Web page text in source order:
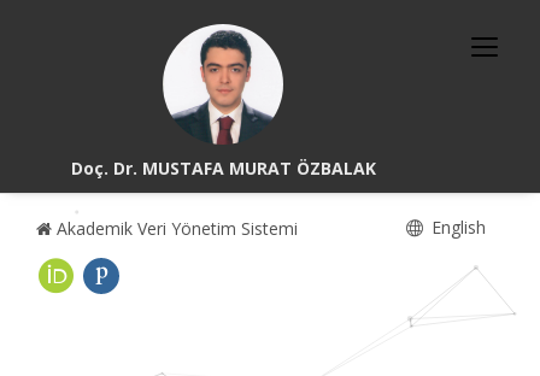
Doç. Dr. MUSTAFA MURAT ÖZBALAK
Akademik Veri Yönetim Sistemi English